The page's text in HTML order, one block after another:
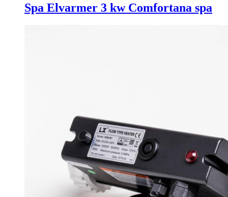
Spa Elvarmer 3 kw Comfortana spa